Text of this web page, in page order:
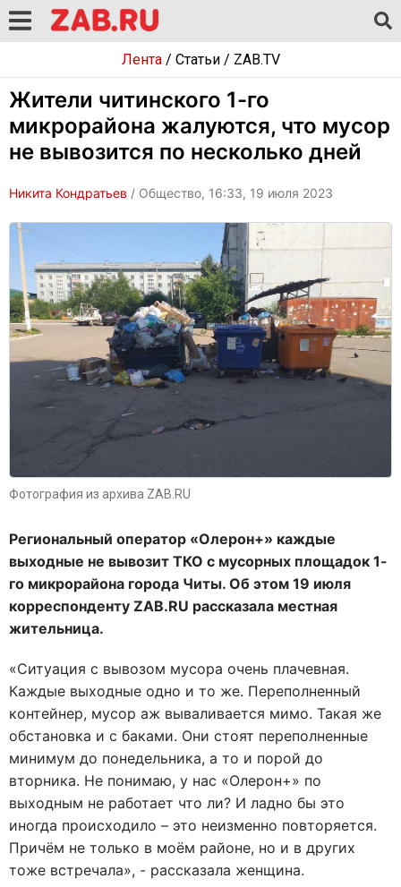
Лента/ Статьи/ ZAB.TV
Жители читинского 1-го
микрорайона жалуются, что мусор
не вывозится по несколько дней
Никита Кондратьев / Общество, 16:33, 19 июля 2023
Фотография из архива ZAB.RU
Региональный оператор «Олерон+» каждые
выходные не вывозит ТКО с мусорных площадок 1-
го микрорайона города Читы. Об этом 19 июля
корреспонденту ZAB.RU рассказала местная
жительница.
«Ситуация с вывозом мусора очень плачевная.
Каждые выходные одно и то же. Переполненный
контейнер, мусор аж вываливается мимо. Такая же
обстановка и с баками. Они стоят переполненные
минимум до понедельника, а то и порой до
вторника. Не понимаю, у нас «Олерон+» по
выходным не работает что ли? И ладно бы это
иногда происходило – это неизменно повторяется.
Причём не только в моём районе, но и в других
тоже встречала», - рассказала женщина.